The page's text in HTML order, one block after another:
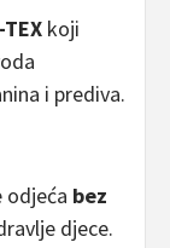
koji
i prediva.
bez
djece.